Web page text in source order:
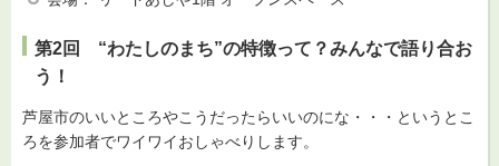
第2回 “わたしのまち”の特徴って？みんなで語り合お
う！
芦屋市のいいところやこうだったらいいのにな・・・というとこ
ろを参加者でワイワイおしゃべりします。